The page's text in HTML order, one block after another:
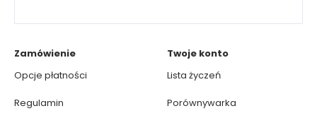
Zamówienie
Opcje płatności
Regulamin
Twoje konto
Lista życzeń
Porównywarka